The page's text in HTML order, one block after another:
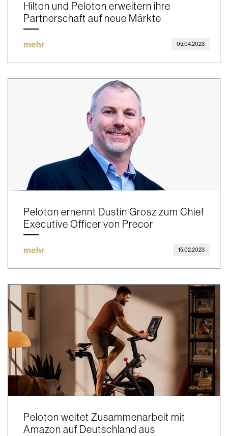
Hilton und Peloton erweitern ihre
Partnerschaft auf neue Märkte
mehr 05.04.2023
Peloton ernennt Dustin Grosz zum Chief
Executive Officer von Precor
mehr 15.02.2023
Peloton weitet Zusammenarbeit mit
Amazon auf Deutschland aus